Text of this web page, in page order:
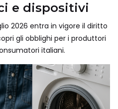
e dispositivi
2026 entra in vigore il diritto
gli obblighi per i produttori
italiani.